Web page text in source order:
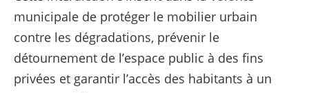
municipale de protéger le mobilier urbain
contre les dégradations, prévenir le
détournement de l’espace public à des fins
privées et garantir l’accès des habitants à un